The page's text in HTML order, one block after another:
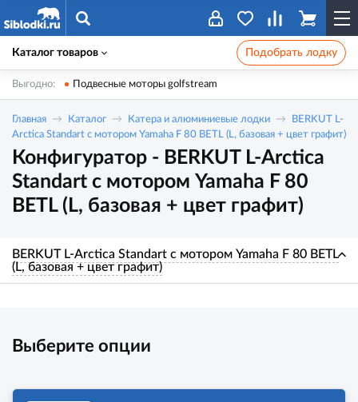
Каталог товаров Подобрать лодку
Выгодно: Подвесные моторы golfstream
Главная Каталог Катера и алюминиевые лодки
BERKUT L-
Arctica Standart с мотором Yamaha F 80 BETL (L, базовая + цвет графит)
Конфигуратор - BERKUT L-Arctica
Standart с мотором Yamaha F 80
BETL (L, базовая + цвет графит)
BERKUT L-Arctica Standart с мотором Yamaha F 80 BETL
(L, базовая + цвет графит)
Выберите опции